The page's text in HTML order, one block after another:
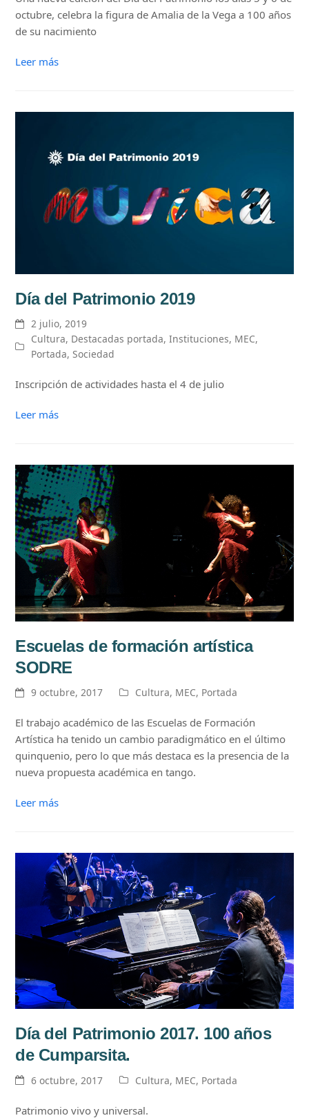
octubre, celebra la figura de Amalia de la Vega a 100 años
de su nacimiento
Leer más
Día del Patrimonio 2019
2 julio, 2019
Cultura, Destacadas portada,Instituciones, MEC,
Portada,Sociedad
Inscripción de actividades hasta el 4 de julio
Leer más
Escuelas de formación artística
SODRE
9 octubre, 2017 Cultura, MEC, Portada
El trabajo académico de las Escuelas de Formación
Artística ha tenido un cambio paradigmático en el último
quinquenio, pero lo que más destaca es la presencia de la
nueva propuesta académica en tango.
Leer más
Día del Patrimonio 2017. 100 años
de Cumparsita.
6 octubre, 2017 Cultura, MEC, Portada
Patrimonio vivo y universal.